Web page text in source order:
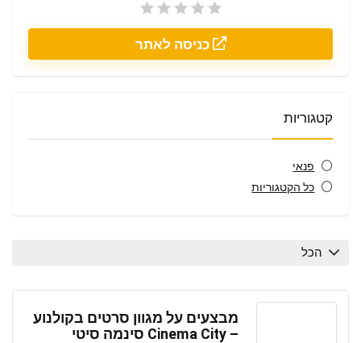
כניסה לאתר
קטגוריות
פנאי
כל הקטגוריות
הכל
מבצעים על מגוון סרטים בקולנוע
– Cinema City סינמה סיטי